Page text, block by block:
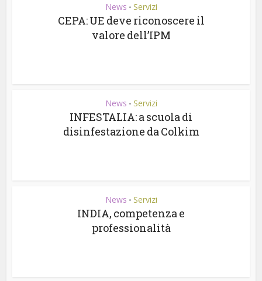
News • Servizi
CEPA: UE deve riconoscere il
valore dell’IPM
News • Servizi
INFESTALIA: a scuola di
disinfestazione da Colkim
News • Servizi
INDIA, competenza e
professionalità